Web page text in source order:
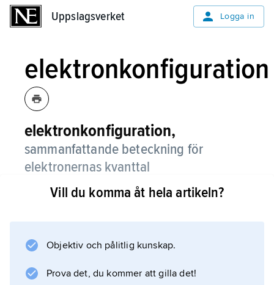
Uppslagsverket Logga in
elektronkonfiguration
elektronkonfiguration,
sammanfattande beteckning för
elektronernas kvanttal
elektronkvanttalen ) i en atom.
Vill du komma åt hela artikeln?
Objektiv och pålitlig kunskap.
Prova det, du kommer att gilla det!